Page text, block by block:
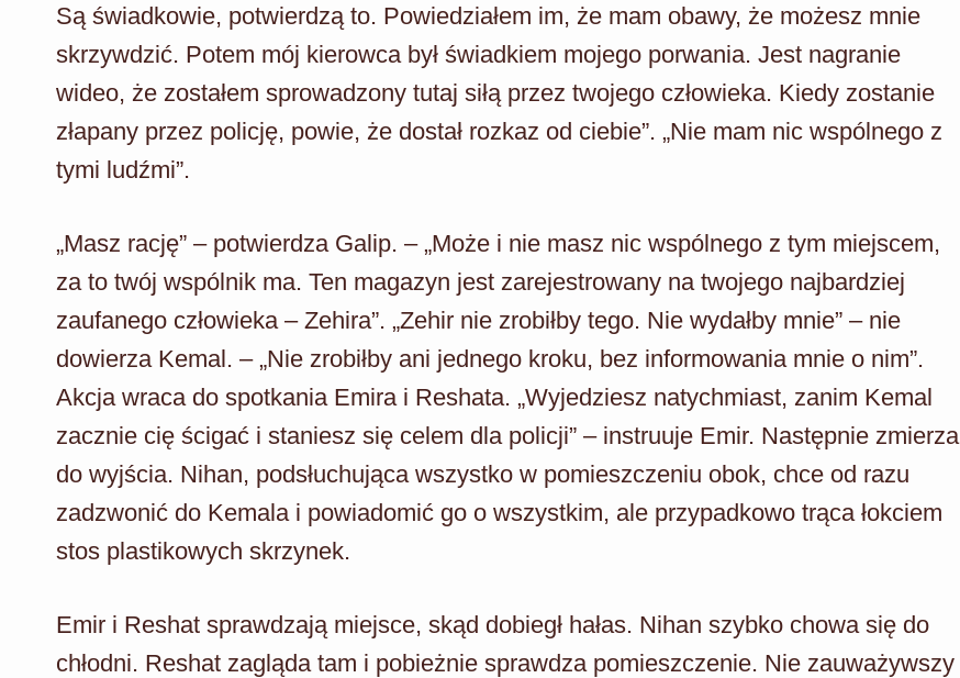
Są świadkowie, potwierdzą to. Powiedziałem im, że mam obawy, że możesz mnie
skrzywdzić. Potem mój kierowca był świadkiem mojego porwania. Jest nagranie
wideo, że zostałem sprowadzony tutaj siłą przez twojego człowieka. Kiedy zostanie
złapany przez policję, powie, że dostał rozkaz od ciebie”. „Nie mam nic wspólnego z
tymi ludźmi”.
„Masz rację” – potwierdza Galip. – „Może i nie masz nic wspólnego z tym miejscem,
za to twój wspólnik ma. Ten magazyn jest zarejestrowany na twojego najbardziej
zaufanego człowieka – Zehira”. „Zehir nie zrobiłby tego. Nie wydałby mnie” – nie
dowierza Kemal. – „Nie zrobiłby ani jednego kroku, bez informowania mnie o nim”.
Akcja wraca do spotkania Emira i Reshata. „Wyjedziesz natychmiast, zanim Kemal
zacznie cię ścigać i staniesz się celem dla policji” – instruuje Emir. Następnie zmierza
do wyjścia. Nihan, podsłuchująca wszystko w pomieszczeniu obok, chce od razu
zadzwonić do Kemala i powiadomić go o wszystkim, ale przypadkowo trąca łokciem
stos plastikowych skrzynek.
Emir i Reshat sprawdzają miejsce, skąd dobiegł hałas. Nihan szybko chowa się do
chłodni. Reshat zagląda tam i pobieżnie sprawdza pomieszczenie. Nie zauważywszy